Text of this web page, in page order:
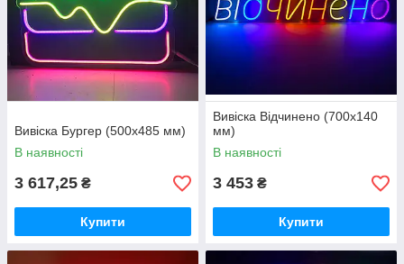
Вивіска Бургер (500х485 мм)
В наявності
3 617,25 ₴
Купити
Вивіска Відчинено (700х140
мм)
В наявності
3 453 ₴
Купити